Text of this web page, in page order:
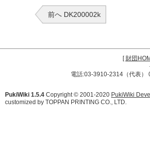
前へ DK200002k
[財団
電話:03-3910-2314（代表
PukiWiki 1.5.4 Copyright © 2001-2020 PukiWiki
customized by TOPPAN PRINTING CO., LTD.